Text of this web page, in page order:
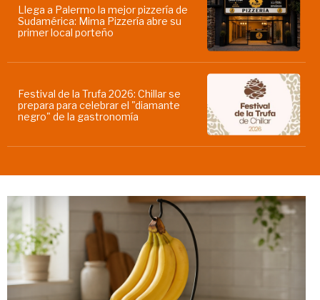
Llega a Palermo la mejor pizzería de
Sudamérica: Mima Pizzería abre su
primer local porteño
Festival de la Trufa 2026: Chillar se
prepara para celebrar el "diamante
negro" de la gastronomía